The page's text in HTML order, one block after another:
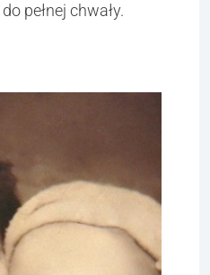
pełnej chwały.